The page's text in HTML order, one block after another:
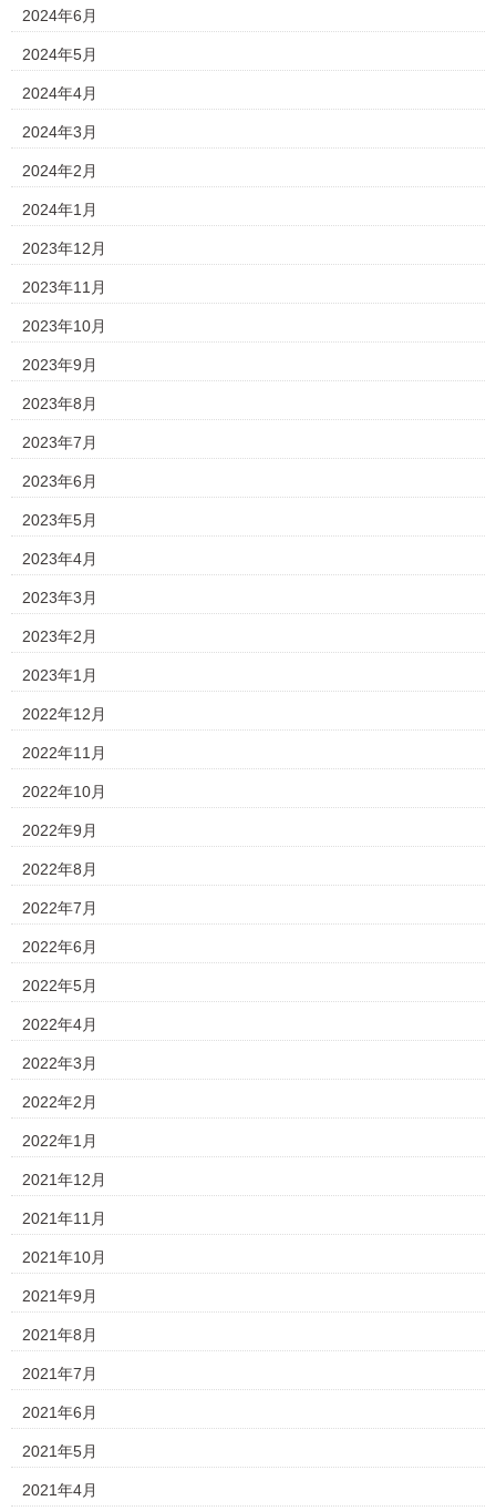
2024年6月
2024年5月
2024年4月
2024年3月
2024年2月
2024年1月
2023年12月
2023年11月
2023年10月
2023年9月
2023年8月
2023年7月
2023年6月
2023年5月
2023年4月
2023年3月
2023年2月
2023年1月
2022年12月
2022年11月
2022年10月
2022年9月
2022年8月
2022年7月
2022年6月
2022年5月
2022年4月
2022年3月
2022年2月
2022年1月
2021年12月
2021年11月
2021年10月
2021年9月
2021年8月
2021年7月
2021年6月
2021年5月
2021年4月